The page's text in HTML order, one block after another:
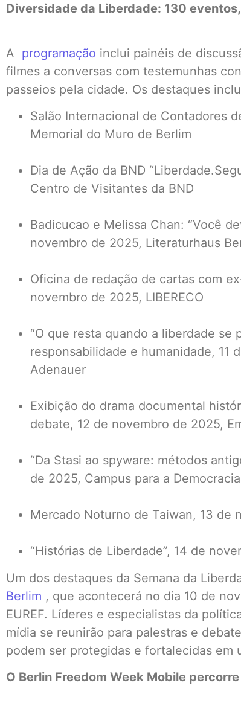
Diversidade da Liberdade: 130
A programação inclui painéis de
filmes a conversas com testemunhas
passeios pela cidade. Os destaques
Salão Internacional de Contadores
Memorial do Muro de Berlim
Dia de Ação da BND
Centro de Visitantes da BND
Badicucao e Melissa Chan: “Você
novembro de 2025, Literaturhaus
Oficina de redação de cartas com
novembro de 2025, LIBERECO
“O que resta quando a liberdade se
responsabilidade e humanidade, 11
Adenauer
Exibição do drama documental
debate, 12 de novembro de 2025,
“Da Stasi ao spyware: métodos
de 2025, Campus para a Democracia
Mercado Noturno de Taiwan, 13 de
“Histórias de Liberdade”, 14 de
Um dos destaques da Semana da
Berlim , que acontecerá no dia 10 de
EUREF. Líderes e especialistas da
mídia se reunirão para palestras e
podem ser protegidas e fortalecidas em
O Berlin Freedom Week Mobile